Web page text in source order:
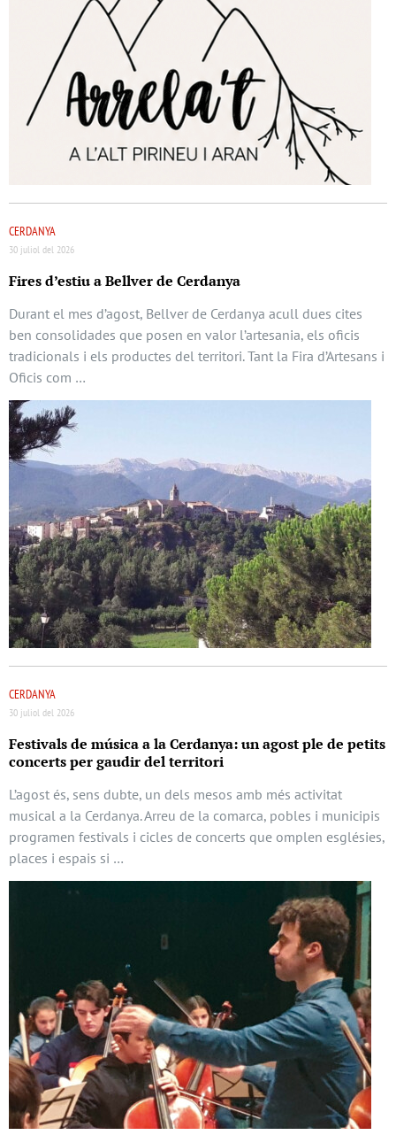
CERDANYA
30 juliol del 2026
Fires d’estiu a Bellver de Cerdanya
Durant el mes d’agost, Bellver de Cerdanya acull dues cites
ben consolidades que posen en valor l’artesania, els oficis
tradicionals i els productes del territori. Tant la Fira d’Artesans i
Oficis com …
CERDANYA
30 juliol del 2026
Festivals de música a la Cerdanya: un agost ple de petits
concerts per gaudir del territori
L’agost és, sens dubte, un dels mesos amb més activitat
musical a la Cerdanya. Arreu de la comarca, pobles i municipis
programen festivals i cicles de concerts que omplen esglésies,
places i espais si …